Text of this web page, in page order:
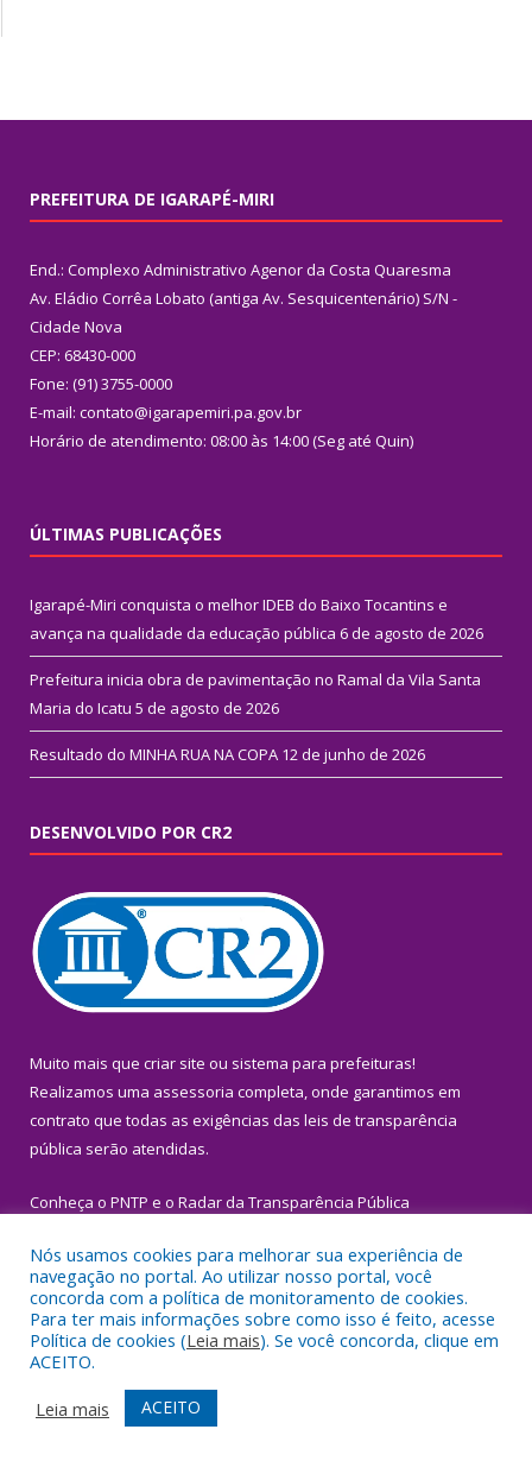
PREFEITURA DE IGARAPÉ-MIRI
End.: Complexo Administrativo Agenor da Costa Quaresma
Av. Eládio Corrêa Lobato (antiga Av. Sesquicentenário) S/N -
Cidade Nova
CEP: 68430-000
Fone: (91) 3755-0000
E-mail: contato@igarapemiri.pa.gov.br
Horário de atendimento: 08:00 às 14:00 (Seg até Quin)
ÚLTIMAS PUBLICAÇÕES
Igarapé-Miri conquista o melhor IDEB do Baixo Tocantins e
avança na qualidade da educação pública 6 de agosto de 2026
Prefeitura inicia obra de pavimentação no Ramal da Vila Santa
Maria do Icatu 5 de agosto de 2026
Resultado do MINHA RUA NA COPA 12 de junho de 2026
DESENVOLVIDO POR CR2
Muito mais que criar site ou sistema para prefeituras!
Realizamos uma assessoria completa, onde garantimos em
contrato que todas as exigências das leis de transparência
pública serão atendidas.
Conheça o PNTP e o Radar da Transparência Pública
Todos os direitos reservados a Prefeitura Municipal de Igarapé-
Miri.
Mapa do Site
Acessar Área Administrativa
Acessar Webmail
Nós usamos cookies para melhorar sua experiência de
navegação no portal. Ao utilizar nosso portal, você
concorda com a política de monitoramento de cookies.
Para ter mais informações sobre como isso é feito, acesse
Política de cookies (Leia mais). Se você concorda, clique em
ACEITO.
Leia mais
ACEITO